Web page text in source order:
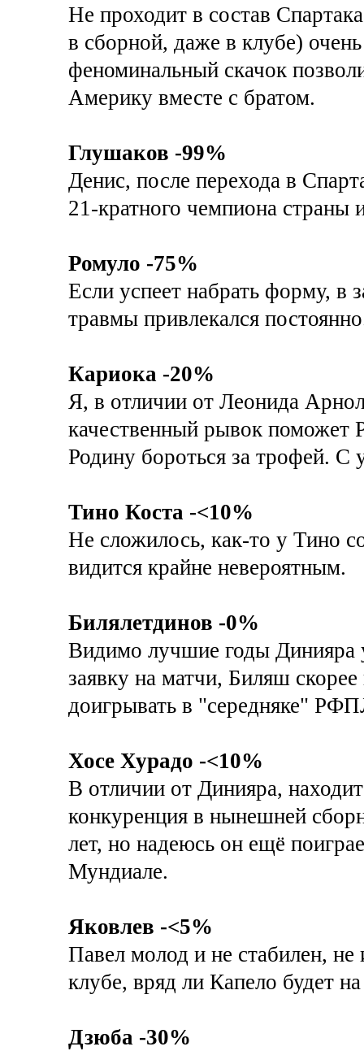
Не проходит в состав
в сборной, даже в клубе)
феноминальный скачок
Америку вместе с братом.
Глушаков -99%
Денис, после перехода в
21-кратного чемпиона страны
Ромуло -75%
Если успеет набрать форму, в
травмы привлекался
Кариока -20%
Я, в отличии от Леонида
качественный рывок поможет
Родину бороться за трофей. С
Тино Коста -<10%
Не сложилось, как-то у Тино
видится крайне невероятным.
Билялетдинов -0%
Видимо лучшие годы Динияра
заявку на матчи, Биляш
доигрывать в "середняке"
Хосе Хурадо -<10%
В отличии от Динияра,
конкуренция в нынешней
лет, но надеюсь он ещё
Мундиале.
Яковлев -<5%
Павел молод и не стабилен, не
клубе, вряд ли Капело будет
Дзюба -30%